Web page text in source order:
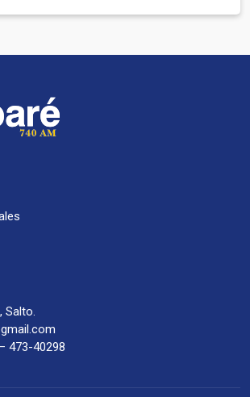
Salto.
473-40298